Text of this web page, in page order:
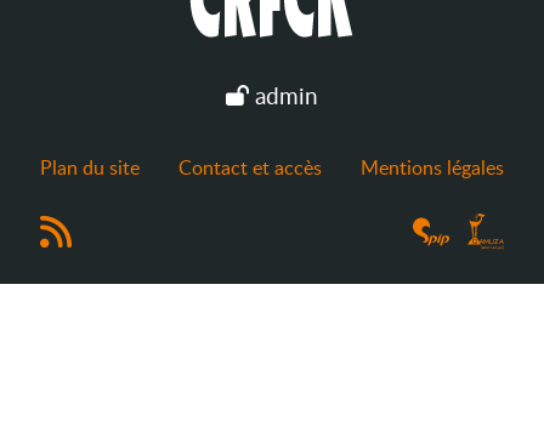
admin
Plan du site Contact et accès Mentions légales